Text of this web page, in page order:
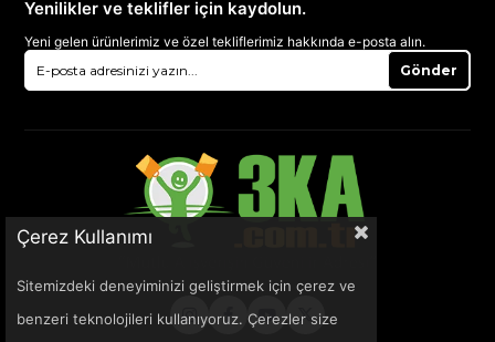
Yenilikler ve teklifler için kaydolun.
Yeni gelen ürünlerimiz ve özel tekliflerimiz hakkında e-posta alın.
Gönder
Çerez Kullanımı
Sitemizdeki deneyiminizi geliştirmek için çerez ve
benzeri teknolojileri kullanıyoruz. Çerezler size